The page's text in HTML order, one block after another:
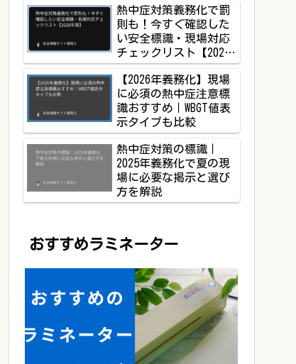
熱中症対策義務化で罰
則も！今すぐ確認した
い安全標識・現場対応
チェックリスト【2026
年版】
【2026年義務化】現場
に必須の熱中症注意標
識おすすめ｜WBGT値表
示タイプも比較
熱中症対策の標識｜
2025年義務化で夏の現
場に必要な掲示と選び
方を解説
おすすめラミネーター